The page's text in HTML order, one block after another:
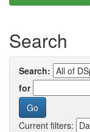
Search
Search:
for
Current filters: